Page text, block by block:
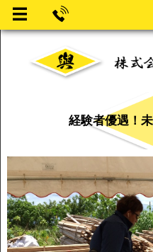
経験者優遇！